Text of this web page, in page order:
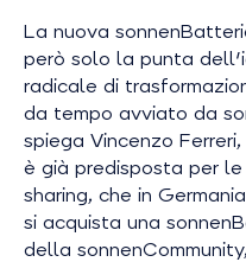
La nuova
però solo la punta
radicale di
da tempo avviato da
spiega Vincenzo
è già predisposta per
sharing, che in
si acquista una
della